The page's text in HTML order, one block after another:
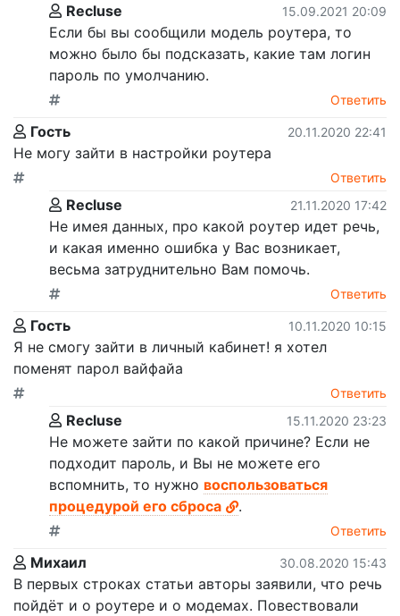
Recluse 15.09.2021 20:09
Если бы вы сообщили модель роутера, то
можно было бы подсказать, какие там логин
пароль по умолчанию.
Ответить
Гость 20.11.2020 22:41
Не могу зайти в настройки роутера
Ответить
Recluse 21.11.2020 17:42
Не имея данных, про какой роутер идет речь,
и какая именно ошибка у Вас возникает,
весьма затруднительно Вам помочь.
Ответить
Гость 10.11.2020 10:15
Я не смогу зайти в личный кабинет! я хотел
поменят парол вайфайа
Ответить
Recluse 15.11.2020 23:23
Не можете зайти по какой причине? Если не
подходит пароль, и Вы не можете его
вспомнить, то нужно воспользоваться
процедурой его сброса
.
Ответить
Михаил 30.08.2020 15:43
В первых строках статьи авторы заявили, что речь
пойдёт и о роутере и о модемах. Повествовали